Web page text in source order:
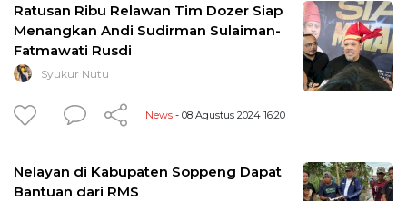
Ratusan Ribu Relawan Tim Dozer Siap
Menangkan Andi Sudirman Sulaiman-
Fatmawati Rusdi
Syukur Nutu
News - 08 Agustus 2024 16:20
Nelayan di Kabupaten Soppeng Dapat
Bantuan dari RMS